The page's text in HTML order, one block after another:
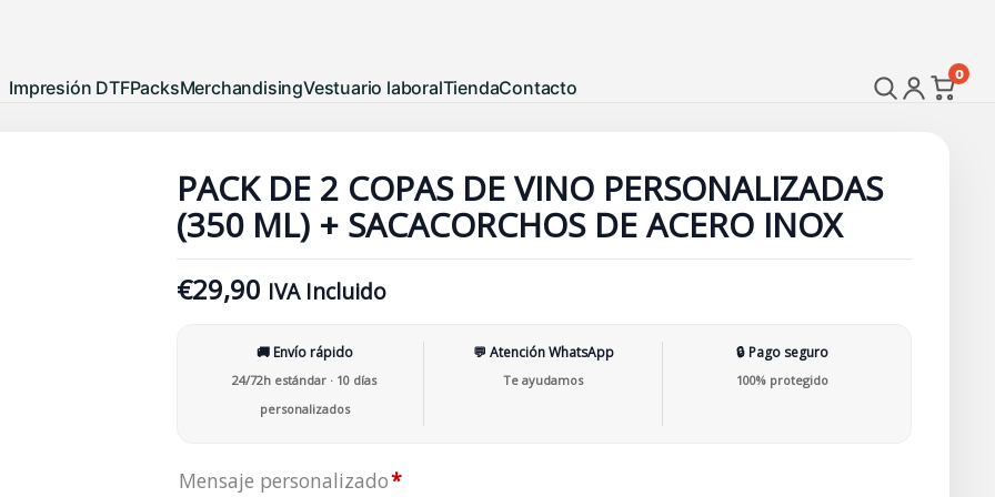
0
Impresión DTFPacksMerchandisingVestuario laboralTiendaContacto
PACK DE 2 COPAS DE VINO PERSONALIZADAS
(350 ML) + SACACORCHOS DE ACERO INOX
€29,90 IVA Incluido
🚚 Envío rápido
24/72h estándar · 10 días
personalizados
💬 Atención WhatsApp
Te ayudamos
🔒 Pago seguro
100% protegido
Mensaje personalizado*
de
2
Copas
de
Vino
Acero